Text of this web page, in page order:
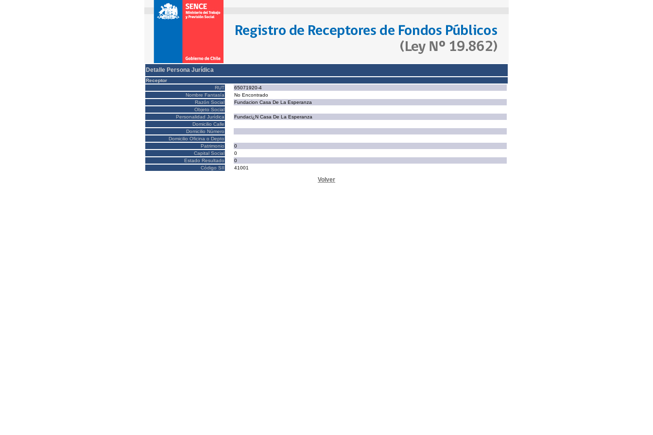
Detalle Persona Jurídica
Receptor
RUT
65071920-4
Nombre Fantasía
No Encontrado
Razón Social
Fundacion Casa De La Esperanza
Objeto Social
Personalidad Jurídica
Fundaci¿N Casa De La Esperanza
Domicilio Calle
Domicilio Número
Domicilio Oficina o Depto
Patrimonio
0
Capital Social
0
Estado Resultado
0
Código SII
41001
Volver